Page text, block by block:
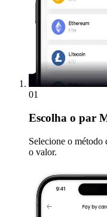
01
Escolha o par
Selecione o método
o valor.